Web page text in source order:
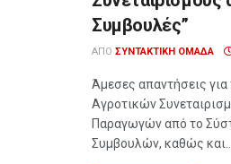
Συμβουλές”
ΑΠΌ ΣΥΝΤΑΚΤΙΚΉ ΟΜΆΔΑ
Άμεσες απαντήσεις
Αγροτικών
Παραγωγών από το
Συμβουλών, καθώς και...